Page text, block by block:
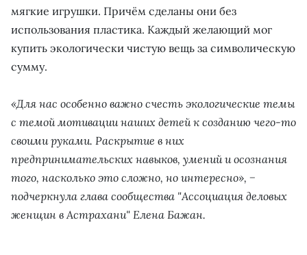
мягкие игрушки. Причём сделаны они без
использования пластика. Каждый желающий мог
купить экологически чистую вещь за символическую
сумму.
«Для нас особенно важно счесть экологические темы
с темой мотивации наших детей к созданию чего-то
своими руками. Раскрытие в них
предпринимательских навыков, умений и осознания
того, насколько это сложно, но интересно», −
подчеркнула глава сообщества "Ассоциация деловых
женщин в Астрахани" Елена Бажан.